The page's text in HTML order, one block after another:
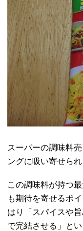
スーパーの調味料
ングに吸い寄せら
この調味料が持つ
も期待を寄せるポ
はり「スパイスや
で完結させる」と